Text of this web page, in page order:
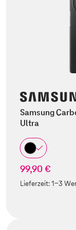
Samsung
Ultra
99,90 €
Lieferzeit:1-3